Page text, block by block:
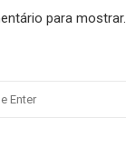
para mostrar.